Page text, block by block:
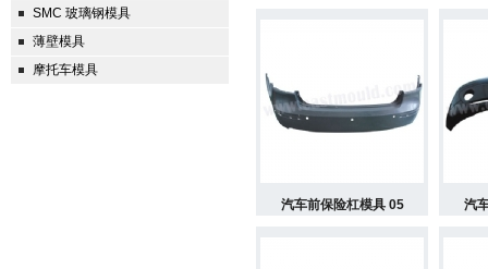
SMC 玻璃钢模具
薄壁模具
摩托车模具
汽车前保险杠模具 05 汽